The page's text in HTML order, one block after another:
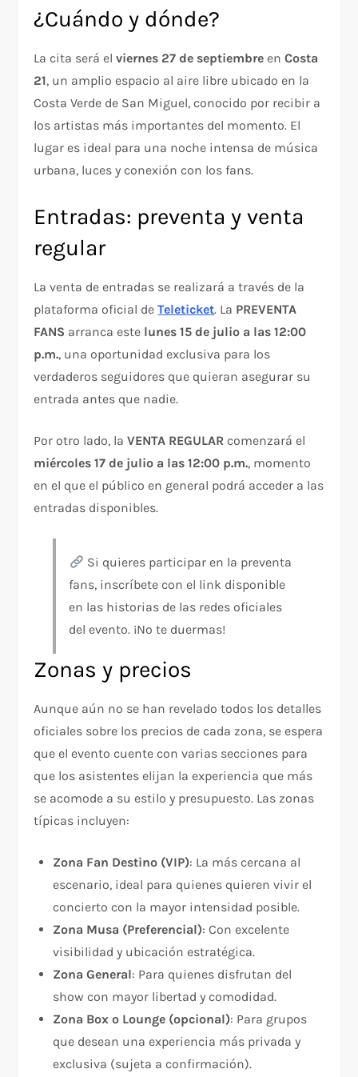
¿Cuándo y dónde?
La cita será elviernes 27 de septiembre enCosta
21, un amplio espacio al aire libre ubicado en la
Costa Verde de San Miguel, conocido por recibir a
los artistas más importantes del momento. El
lugar es ideal para una noche intensa de música
urbana, luces y conexión con los fans.
Entradas: preventa y venta
regular
La venta de entradas se realizará a través de la
plataforma oficial deTeleticket. La PREVENTA
FANS arranca este lunes 15 de julio a las 12:00
p.m., una oportunidad exclusiva para los
verdaderos seguidores que quieran asegurar su
entrada antes que nadie.
Por otro lado, laVENTA REGULAR comenzará el
miércoles 17 de julio a las 12:00 p.m., momento
en el que el público en general podrá acceder a las
entradas disponibles.
Si quieres participar en la preventa
fans, inscríbete con el link disponible
en las historias de las redes oficiales
del evento. ¡No te duermas!
Zonas y precios
Aunque aún no se han revelado todos los detalles
oficiales sobre los precios de cada zona, se espera
que el evento cuente con varias secciones para
que los asistentes elijan la experiencia que más
se acomode a su estilo y presupuesto. Las zonas
típicas incluyen:
Zona Fan Destino (VIP): La más cercana al
escenario, ideal para quienes quieren vivir el
concierto con la mayor intensidad posible.
Zona Musa (Preferencial): Con excelente
visibilidad y ubicación estratégica.
Zona General: Para quienes disfrutan del
show con mayor libertad y comodidad.
Zona Box o Lounge (opcional): Para grupos
que desean una experiencia más privada y
exclusiva (sujeta a confirmación).